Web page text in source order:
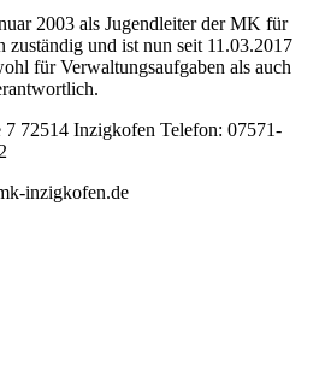
2003 als Jugendleiter der MK für
zuständig und ist nun seit 11.03.2017
für Verwaltungsaufgaben als auch
7 72514 Inzigkofen Telefon: 07571-
inzigkofen.de